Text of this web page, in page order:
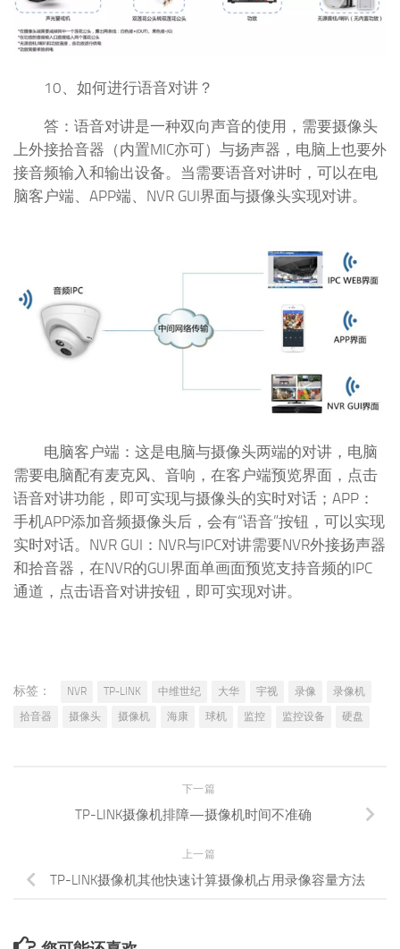
10、如何进行语音对讲？
答：语音对讲是一种双向声音的使用，需要摄像头
上外接拾音器（内置MIC亦可）与扬声器，电脑上也要外
接音频输入和输出设备。当需要语音对讲时，可以在电
脑客户端、APP端、NVR GUI界面与摄像头实现对讲。
电脑客户端：这是电脑与摄像头两端的对讲，电脑
需要电脑配有麦克风、音响，在客户端预览界面，点击
语音对讲功能，即可实现与摄像头的实时对话；APP：
手机APP添加音频摄像头后，会有“语音”按钮，可以实现
实时对话。NVR GUI：NVR与IPC对讲需要NVR外接扬声器
和拾音器，在NVR的GUI界面单画面预览支持音频的IPC
通道，点击语音对讲按钮，即可实现对讲。
标签： NVR TP-LINK 中维世纪 大华 宇视 录像
录像机
拾音器
摄像头 摄像机 海康 球机 监控 监控设备 硬盘
下一篇
TP-LINK摄像机排障—摄像机时间不准确
上一篇
TP-LINK摄像机其他快速计算摄像机占用录像容量方法